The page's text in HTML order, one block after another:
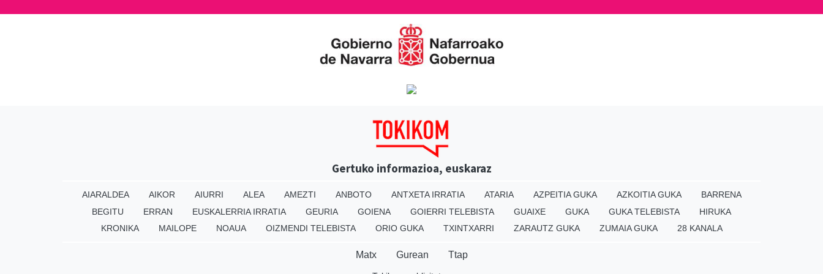
Gertuko informazioa, euskaraz
AIARALDEA AIKOR AIURRI ALEA AMEZTI ANBOTO ANTXETA IRRATIA ATARIA AZPEITIA GUKA AZKOITIA GUKA
BARRENA
BEGITU
ERRAN EUSKALERRIA IRRATIA GEURIA GOIENA GOIERRI TELEBISTA GUAIXE GUKA GUKA TELEBISTA
HIRUKA
KRONIKA
MAILOPE NOAUA OIZMENDI TELEBISTA ORIO GUKA TXINTXARRI ZARAUTZ GUKA ZUMAIA GUKA 28 KANALA
Matx Gurean Ttap